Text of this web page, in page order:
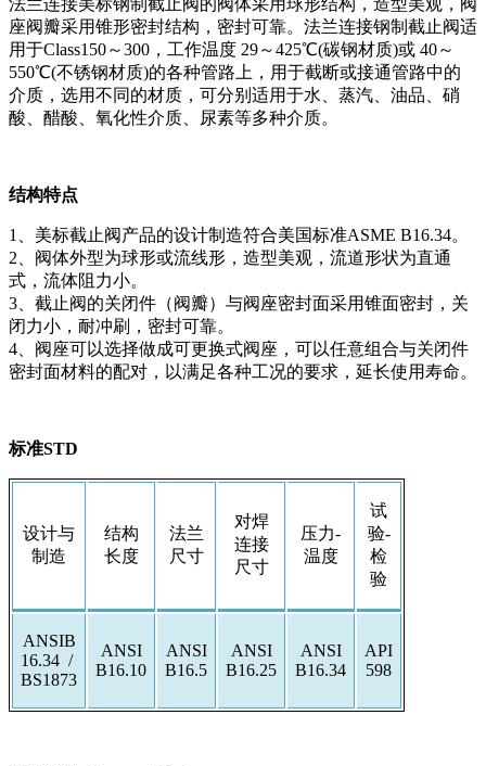
法兰连接美标钢制截止阀的阀体采用球形结构，造型美观，阀
座阀瓣采用锥形密封结构，密封可靠。法兰连接钢制截止阀适
用于Class150～300，工作温度 29～425℃(碳钢材质)或 40～
550℃(不锈钢材质)的各种管路上，用于截断或接通管路中的
介质，选用不同的材质，可分别适用于水、蒸汽、油品、硝
酸、醋酸、氧化性介质、尿素等多种介质。
结构特点
1、美标截止阀产品的设计制造符合美国标准ASME B16.34。
2、阀体外型为球形或流线形，造型美观，流道形状为直通
式，流体阻力小。
3、截止阀的关闭件（阀瓣）与阀座密封面采用锥面密封，关
闭力小，耐冲刷，密封可靠。
4、阀座可以选择做成可更换式阀座，可以任意组合与关闭件
密封面材料的配对，以满足各种工况的要求，延长使用寿命。
标准STD
设计与
制造
结构
长度
法兰
尺寸
对焊
连接
尺寸
压力-
温度
试
验-
检
验
ANSIB
16.34 /
BS1873
ANSI
B16.10
ANSI
B16.5
ANSI
B16.25
ANSI
B16.34
API
598